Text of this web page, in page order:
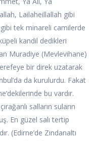
Lailaheillallah gibi
gibi tek minareli camilerde
kandil dedikleri
Muradiye (Mevlevihane)
bir direk uzatarak
da kurulurdu. Fakat
bu vardır.
salların suların
En güzel salı tertip
(Edirne’de Zindanaltı